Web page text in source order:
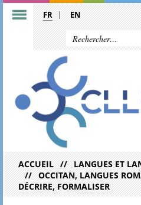
FR EN
ACCUEIL
LANGUES ET
OCCITAN, LANGUES
DÉCRIRE, FORMALISER